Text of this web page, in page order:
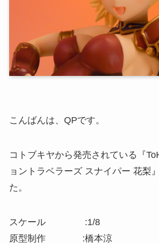
こんばんは、QPです。
コトブキヤから発売されている『
ョントラベラーズ スナイパー 花梨
た。
スケール :1/8
原型制作 :橋本涼